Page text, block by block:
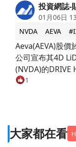
投資網誌-
01月06日
NVDA
AEVA
Aeva(AEVA)股
公司宣布其4D
(NVDA)的DRIVE
作將Aeva的技術
要里程碑
化的自駕車開發
動駕駛能力。此
碑，因為其作為
1
大家都在看